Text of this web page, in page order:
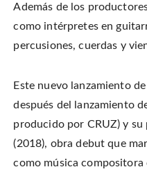
Además de los
como intérpretes en
percusiones, cuerdas y
Este nuevo lanzamiento
después del lanzamiento
producido por CRUZ) y su
(2018), obra debut que
como música compositora